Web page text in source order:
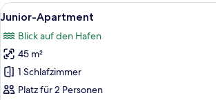
Alle
Fotos
für
Junior-
Apartment
anzeigen
Ein
6
Junior-Apartment
Blick auf den Hafen
45 m²
1 Schlafzimmer
Platz für 2 Personen